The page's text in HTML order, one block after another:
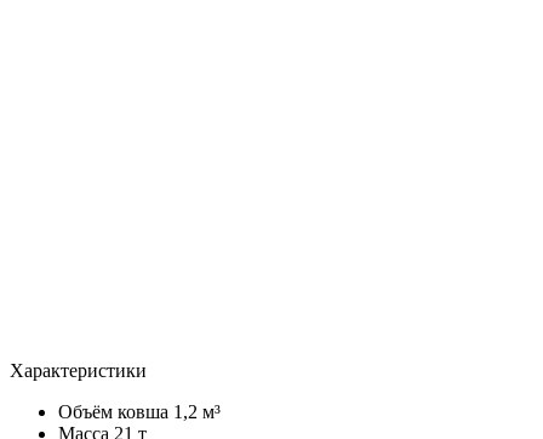
Характеристики
Объём ковша 1,2 м³
Масса 21 т